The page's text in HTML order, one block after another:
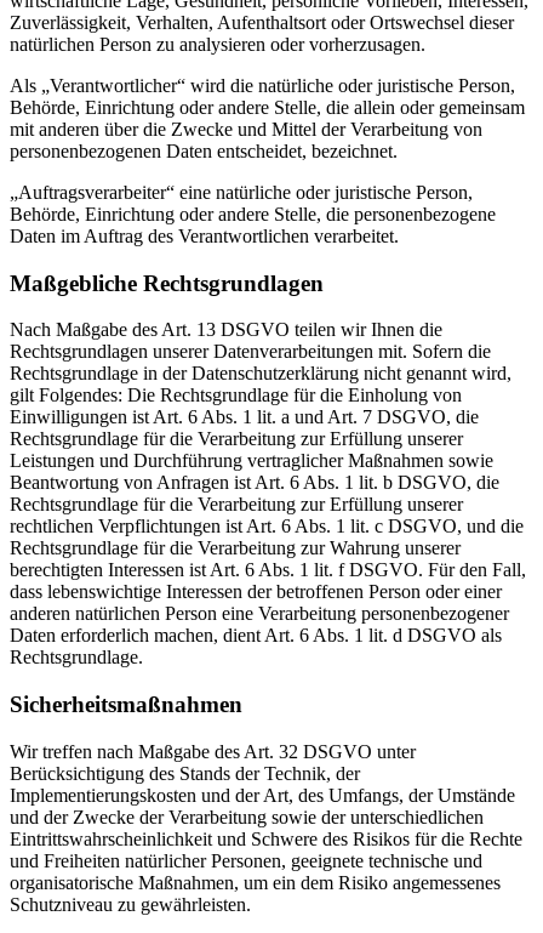
Zuverlässigkeit, Verhalten, Aufenthaltsort oder Ortswechsel dieser
natürlichen Person zu analysieren oder vorherzusagen.
Als „Verantwortlicher“ wird die natürliche oder juristische Person,
Behörde, Einrichtung oder andere Stelle, die allein oder gemeinsam
mit anderen über die Zwecke und Mittel der Verarbeitung von
personenbezogenen Daten entscheidet, bezeichnet.
„Auftragsverarbeiter“ eine natürliche oder juristische Person,
Behörde, Einrichtung oder andere Stelle, die personenbezogene
Daten im Auftrag des Verantwortlichen verarbeitet.
Maßgebliche Rechtsgrundlagen
Nach Maßgabe des Art. 13 DSGVO teilen wir Ihnen die
Rechtsgrundlagen unserer Datenverarbeitungen mit. Sofern die
Rechtsgrundlage in der Datenschutzerklärung nicht genannt wird,
gilt Folgendes: Die Rechtsgrundlage für die Einholung von
Einwilligungen ist Art. 6 Abs. 1 lit. a und Art. 7 DSGVO, die
Rechtsgrundlage für die Verarbeitung zur Erfüllung unserer
Leistungen und Durchführung vertraglicher Maßnahmen sowie
Beantwortung von Anfragen ist Art. 6 Abs. 1 lit. b DSGVO, die
Rechtsgrundlage für die Verarbeitung zur Erfüllung unserer
rechtlichen Verpflichtungen ist Art. 6 Abs. 1 lit. c DSGVO, und die
Rechtsgrundlage für die Verarbeitung zur Wahrung unserer
berechtigten Interessen ist Art. 6 Abs. 1 lit. f DSGVO. Für den Fall,
dass lebenswichtige Interessen der betroffenen Person oder einer
anderen natürlichen Person eine Verarbeitung personenbezogener
Daten erforderlich machen, dient Art. 6 Abs. 1 lit. d DSGVO als
Rechtsgrundlage.
Sicherheitsmaßnahmen
Wir treffen nach Maßgabe des Art. 32 DSGVO unter
Berücksichtigung des Stands der Technik, der
Implementierungskosten und der Art, des Umfangs, der Umstände
und der Zwecke der Verarbeitung sowie der unterschiedlichen
Eintrittswahrscheinlichkeit und Schwere des Risikos für die Rechte
und Freiheiten natürlicher Personen, geeignete technische und
organisatorische Maßnahmen, um ein dem Risiko angemessenes
Schutzniveau zu gewährleisten.